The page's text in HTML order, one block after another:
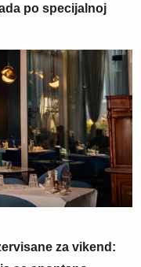
po specijalnoj
za vikend: